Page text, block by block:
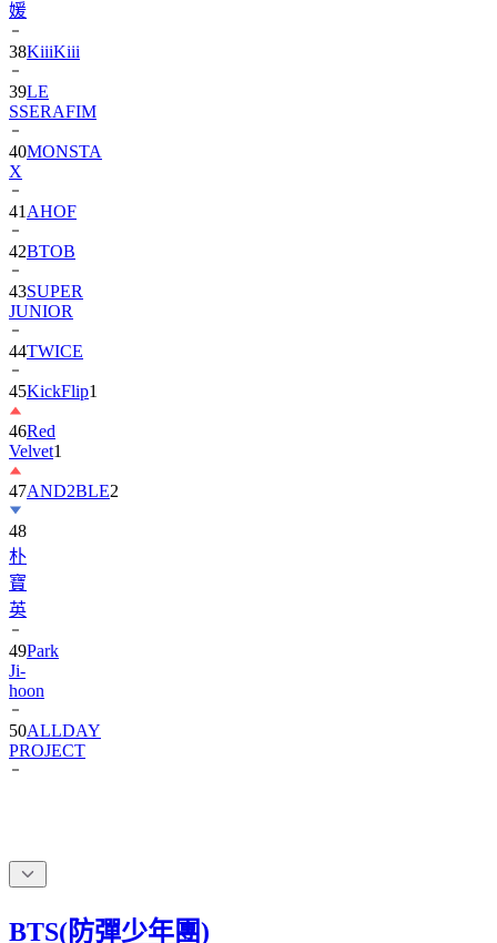
媛
38KiiiKiii
39LE
SSERAFIM
40MONSTA
X
41 AHOF
42BTOB
43SUPER
JUNIOR
44TWICE
45KickFlip1
46Red
Velvet1
47AND2BLE2
48
朴
寶
英
49Park
Ji-
hoon
50ALLDAY
PROJECT
BTS(防彈少年團)